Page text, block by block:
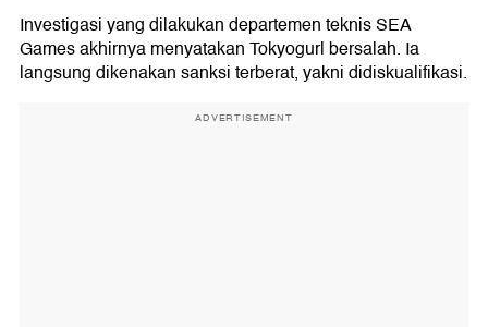
Investigasi yang dilakukan departemen teknis SEA
Games akhirnya menyatakan Tokyogurl bersalah. Ia
langsung dikenakan sanksi terberat, yakni didiskualifikasi.
ADVERTISEMENT